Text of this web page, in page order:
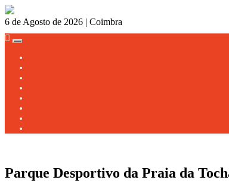
6 de Agosto de 2026 | Coimbra
Toggle
Parque Desportivo da Praia da